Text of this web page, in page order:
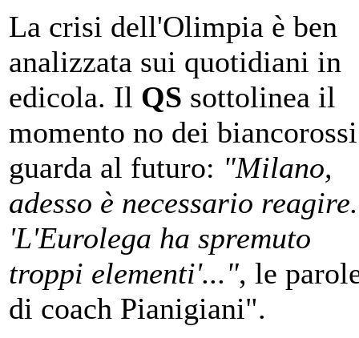
La crisi dell'Olimpia è ben
analizzata sui quotidiani in
edicola. Il QS sottolinea il
momento no dei
guarda al futuro: "Milano,
adesso è necessario reagire.
'L'Eurolega ha spremuto
troppi elementi'...", le
di coach Pianigiani".